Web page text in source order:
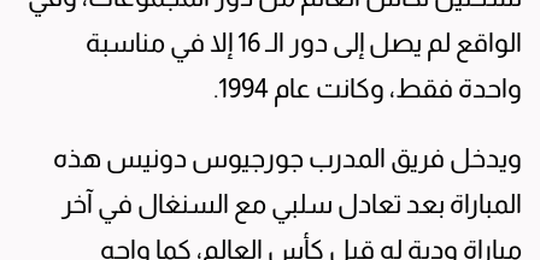
الواقع لم يصل إلى دور الـ 16 إلا في مناسبة
واحدة فقط، وكانت عام 1994.
ويدخل فريق المدرب جورجيوس دونيس هذه
المباراة بعد تعادل سلبي مع السنغال في آخر
مباراة ودية له قبل كأس العالم، كما واجه